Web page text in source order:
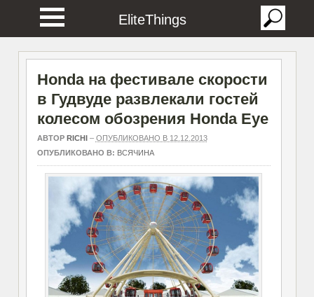
EliteThings
Honda на фестивале скорости
в Гудвуде развлекали гостей
колесом обозрения Honda Eye
АВТОР RICHI– ОПУБЛИКОВАНО В 12.12.2013
ОПУБЛИКОВАНО В: ВСЯЧИНА